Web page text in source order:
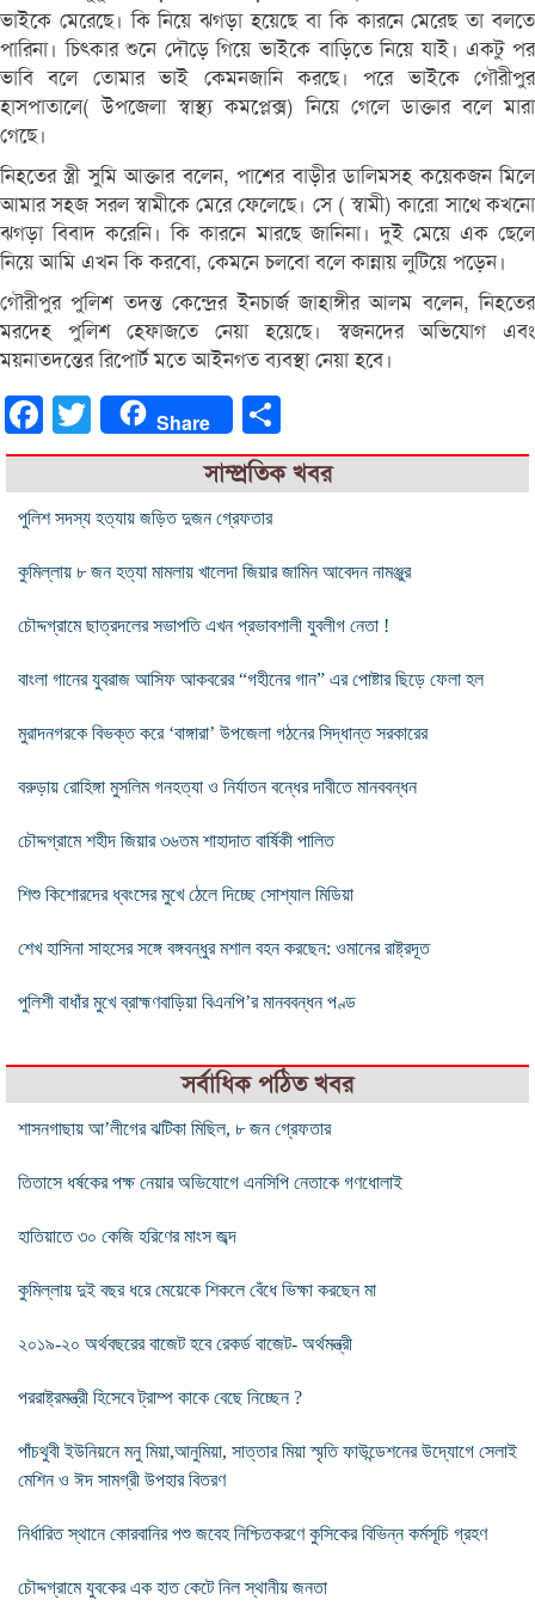
ভাইকে মেরেছে। কি নিয়ে ঝগড়া হয়েছে বা কি কারনে মেরেছ তা বলতে
পারিনা। চিৎকার শুনে দৌড়ে গিয়ে ভাইকে বাড়িতে নিয়ে যাই। একটু পর
ভাবি বলে তোমার ভাই কেমনজানি করছে। পরে ভাইকে গৌরীপুর
হাসপাতালে( উপজেলা স্বাস্থ্য কমপ্লেক্স) নিয়ে গেলে ডাক্তার বলে মারা
গেছে।
নিহতের স্ত্রী সুমি আক্তার বলেন, পাশের বাড়ীর ডালিমসহ কয়েকজন মিলে
আমার সহজ সরল স্বামীকে মেরে ফেলেছে। সে ( স্বামী) কারো সাথে কখনো
ঝগড়া বিবাদ করেনি। কি কারনে মারছে জানিনা। দুই মেয়ে এক ছেলে
নিয়ে আমি এখন কি করবো, কেমনে চলবো বলে কান্নায় লুটিয়ে পড়েন।
গৌরীপুর পুলিশ তদন্ত কেন্দ্রের ইনচার্জ জাহাঙ্গীর আলম বলেন, নিহতের
মরদেহ পুলিশ হেফাজতে নেয়া হয়েছে। স্বজনদের অভিযোগ এবং
ময়নাতদন্তের রিপোর্ট মতে আইনগত ব্যবস্থা নেয়া হবে।
FacebookTwitter Share
সাম্প্রতিক খবর
পুলিশ সদস্য হত্যায় জড়িত দুজন গ্রেফতার
কুমিল্লায় ৮ জন হত্যা মামলায় খালেদা জিয়ার জামিন আবেদন নামঞ্জুর
চৌদ্দগ্রামে ছাত্রদলের সভাপতি এখন প্রভাবশালী যুবলীগ নেতা !
বাংলা গানের যুবরাজ আসিফ আকবরের “গহীনের গান” এর পোষ্টার ছিড়ে ফেলা হল
মুরাদনগরকে বিভক্ত করে ‘বাঙ্গারা’ উপজেলা গঠনের সিদ্ধান্ত সরকারের
বরুড়ায় রোহিঙ্গা মুসলিম গনহত্যা ও নির্যাতন বন্ধের দাবীতে মানববন্ধন
চৌদ্দগ্রামে শহীদ জিয়ার ৩৬তম শাহাদাত বার্ষিকী পালিত
শিশু কিশোরদের ধ্বংসের মুখে ঠেলে দিচ্ছে সোশ্যাল মিডিয়া
শেখ হাসিনা সাহসের সঙ্গে বঙ্গবন্ধুর মশাল বহন করছেন: ওমানের রাষ্ট্রদূত
পুলিশী বাধাঁর মুখে ব্রাহ্মণবাড়িয়া বিএনপি’র মানববন্ধন পণ্ড
সর্বাধিক পঠিত খবর
শাসনগাছায় আ’লীগের ঝটিকা মিছিল, ৮ জন গ্রেফতার
তিতাসে ধর্ষকের পক্ষ নেয়ার অভিযোগে এনসিপি নেতাকে গণধোলাই
হাতিয়াতে ৩০ কেজি হরিণের মাংস জব্দ
কুমিল্লায় দুই বছর ধরে মেয়েকে শিকলে বেঁধে ভিক্ষা করছেন মা
২০১৯-২০ অর্থবছরের বাজেট হবে রেকর্ড বাজেট- অর্থমন্ত্রী
পররাষ্ট্রমন্ত্রী হিসেবে ট্রাম্প কাকে বেছে নিচ্ছেন ?
পাঁচথুবী ইউনিয়নে মনু মিয়া,আনুমিয়া, সাত্তার মিয়া স্মৃতি ফাউন্ডেশনের উদ্যোগে সেলাই
মেশিন ও ঈদ সামগ্রী উপহার বিতরণ
নির্ধারিত স্থানে কোরবানির পশু জবেহ নিশ্চিতকরণে কুসিকের বিভিন্ন কর্মসূচি গ্রহণ
চৌদ্দগ্রামে যুবকের এক হাত কেটে নিল স্থানীয় জনতা